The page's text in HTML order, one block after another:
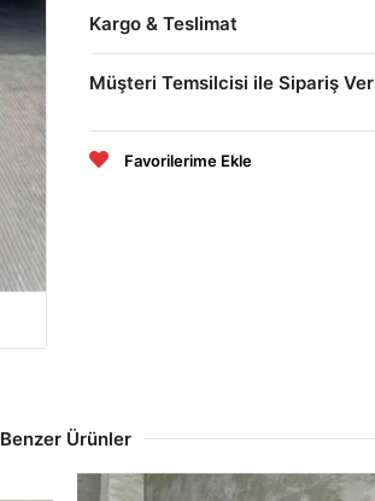
Kargo & Teslimat
Müşteri Temsilcisi ile Sipariş Ver
Favorilerime Ekle
Benzer Ürünler